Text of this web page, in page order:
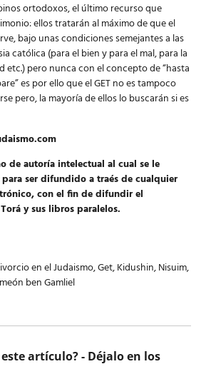
ortodoxos, el último recurso que
ellos tratarán al máximo de que el
bajo unas condiciones semejantes a las
católica (para el bien y para el mal, para la
etc.) pero nunca con el concepto de “hasta
es por ello que el GET no es tampoco
pero, la mayoría de ellos lo buscarán si es
de autoría intelectual al cual se le
ser difundido a traés de cualquier
con el fin de difundir el
y sus libros paralelos.
en el Judaismo,Get,Kidushin,Nisuim,
ben Gamliel
artículo? - Déjalo en los